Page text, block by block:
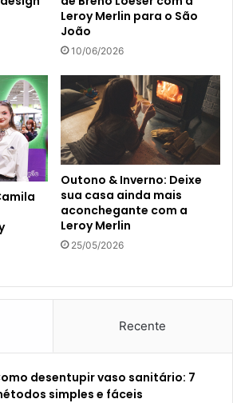
Leroy Merlin para o São
João
10/06/2026
Outono & Inverno: Deixe
sua casa ainda mais
aconchegante com a
Leroy Merlin
25/05/2026
Recente
desentupir vaso sanitário: 7
simples e fáceis